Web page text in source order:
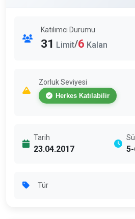
Katılımcı Durumu
31 Limit/6 Kalan
Zorluk Seviyesi
Herkes Katılabilir
Tarih
23.04.2017
Tür